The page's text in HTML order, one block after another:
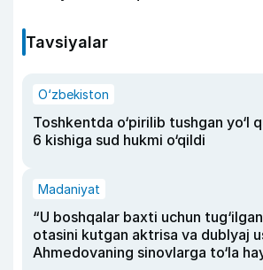
Tavsiyalar
O‘zbekiston
Toshkentda o‘pirilib tushgan yo‘l
6 kishiga sud hukmi o‘qildi
Madaniyat
“U boshqalar baxti uchun
otasini kutgan aktrisa va dublyaj
Ahmedovaning sinovlarga to‘la